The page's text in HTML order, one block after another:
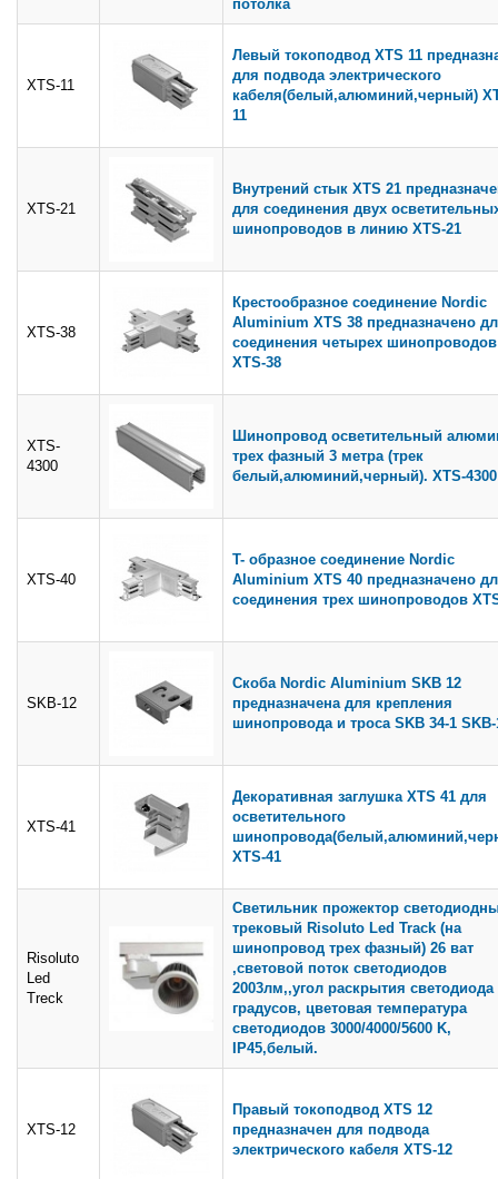
потолка
XTS-11
Левый токоподвод XTS 11
для подвода электрического
кабеля(белый,алюминий,черный)
11
XTS-21
Внутрений стык XTS 21
для соединения двух
шинопроводов в линию XTS-21
XTS-38
Крестообразное соединение Nordic
Aluminium XTS 38 предназначено
соединения четырех шинопроводов
XTS-38
XTS-
4300
Шинопровод осветительный
трех фазный 3 метра (трек
белый,алюминий,черный). XTS-4300
XTS-40
T- образное соединение Nordic
Aluminium XTS 40 предназначено
соединения трех шинопроводов
SKB-12
Скоба Nordic Aluminium SKB 12
предназначена для крепления
шинопровода и троса SKB 34-1 SKB-
XTS-41
Декоративная заглушка XTS 41 для
осветительного
XTS-41
Risoluto
Led
Treck
Светильник прожектор
трековый Risoluto Led Track (на
шинопровод трех фазный) 26 ват
,световой поток светодиодов
2003лм,,угол раскрытия светодиода
градусов, цветовая температура
светодиодов 3000/4000/5600 K,
IP45,белый.
XTS-12
Правый токоподвод XTS 12
предназначен для подвода
электрического кабеля XTS-12